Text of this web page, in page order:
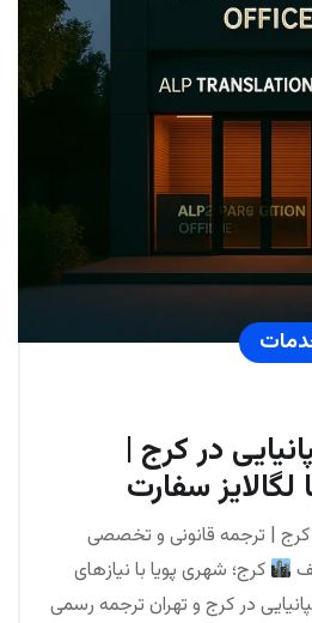
در کرج |
سفارت
کرج | ترجمه قانونی و تخصصی
کرج؛ شهری پویا با نیازهای
در کرج و تهران ترجمه رسمی